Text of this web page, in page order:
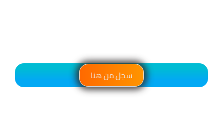
سجل من هنا